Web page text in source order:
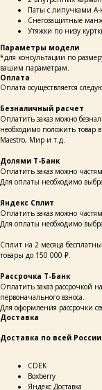
Паты с липучками А-
Снегозащитные
Утяжки по низу
Параметры модели
*для консультации по
вашим параметрам.
Оплата
Оплата осуществляется
Безналичный расчет
Оплатить заказ можно
необходимо положить товар
Maestro, Мир и т.д.
Долями Т-Банк
Оплатить заказ можно
Для оплаты необходимо
Яндекс Сплит
Оплатить заказ можно
Для оплаты необходимо
Сплит на 2 месяца
товары до 150 000 ₽.
Рассрочка Т-Банк
Оплатить заказ рассрочкой
первоначального взноса.
Для оформления рассрочки
Доставка
Доставка по всей
СDEK
Boxberry
Яндекс Доставка
С ВАМИ ДЛЯ
каталог
о бренде